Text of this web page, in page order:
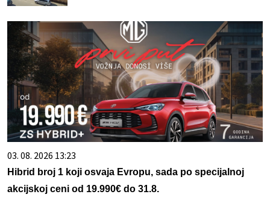
03. 08. 2026 13:23
Hibrid broj 1 koji osvaja Evropu, sada po specijalnoj
akcijskoj ceni od 19.990€ do 31.8.